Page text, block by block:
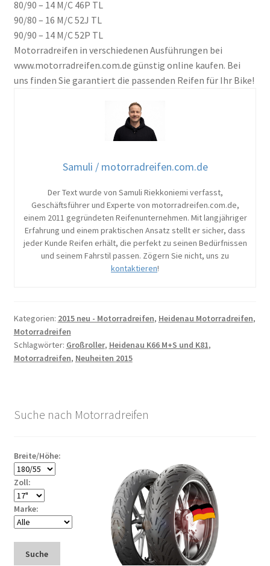
80/90 – 14 M/C 46P TL
90/80 – 16 M/C 52J TL
90/90 – 14 M/C 52P TL
Motorradreifen in verschiedenen Ausführungen bei
www.motorradreifen.com.de günstig online kaufen. Bei
uns finden Sie garantiert die passenden Reifen für Ihr Bike!
Samuli / motorradreifen.com.de
Der Text wurde von Samuli Riekkoniemi verfasst,
Geschäftsführer und Experte von motorradreifen.com.de,
einem 2011 gegründeten Reifenunternehmen. Mit langjähriger
Erfahrung und einem praktischen Ansatz stellt er sicher, dass
jeder Kunde Reifen erhält, die perfekt zu seinen Bedürfnissen
und seinem Fahrstil passen. Zögern Sie nicht, uns zu
kontaktieren!
Kategorien: 2015 neu - Motorradreifen, Heidenau Motorradreifen,
Motorradreifen
Schlagwörter: Großroller, Heidenau K66 M+S und K81,
Motorradreifen, Neuheiten 2015
Suche nach Motorradreifen
Breite/Höhe:
Zoll:
Marke:
Suche